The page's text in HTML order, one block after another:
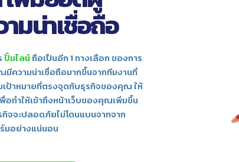
มน่าเชื่อถือ
ปั้มไลน์ถือเป็นอีก 1 ทางเลือก ของการ
ความน่าเชื่อถือมากขึ้นจากทีมงานที่
เป้าหมายที่ตรงจุดกับธุรกิจของคุณ ให้
อทำให้เข้าถึงหน้าเว็บของคุณเพิ่มขึ้น
จจะปลอดภัยไม่โดนแบนจากจาก
อย่างแน่นอน